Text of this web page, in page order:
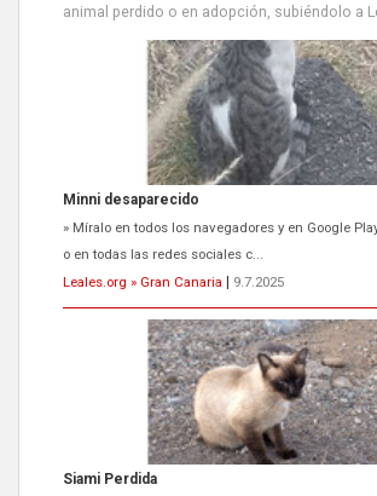
animal perdido o en adopción, subiéndolo a
Minni desaparecido
» Míralo en todos los navegadores y en Google
o en todas las redes sociales c...
Leales.org » Gran Canaria
9.7.2025
Siami Perdida